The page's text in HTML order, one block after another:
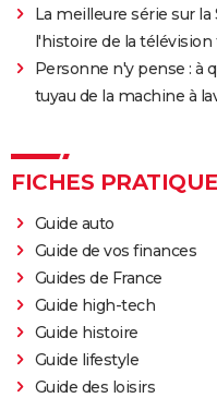
Jacob Elordi
La meilleure série sur
l'histoire de la télévision
Personne n'y pense : à
tuyau de la machine à
FICHES
Guide auto
Guide de vos finances
Guides de France
Guide high-tech
Guide histoire
Guide lifestyle
Guide des loisirs